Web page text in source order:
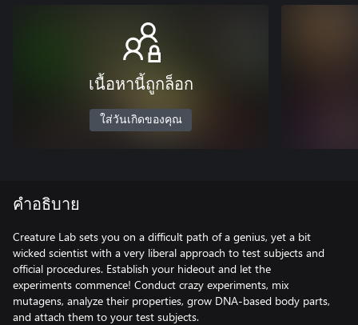
เนื้อหานี้ถูกล็อก
ใส่วันเกิดของคุณ
คำอธิบาย
Creature Lab sets you on a difficult path of a genius, yet a bit
wicked scientist with a very liberal approach to test subjects and
official procedures. Establish your hideout and let the
experiments commence! Conduct crazy experiments, mix
mutagens, analyze their properties, grow DNA-based body parts,
and attach them to your test subjects.